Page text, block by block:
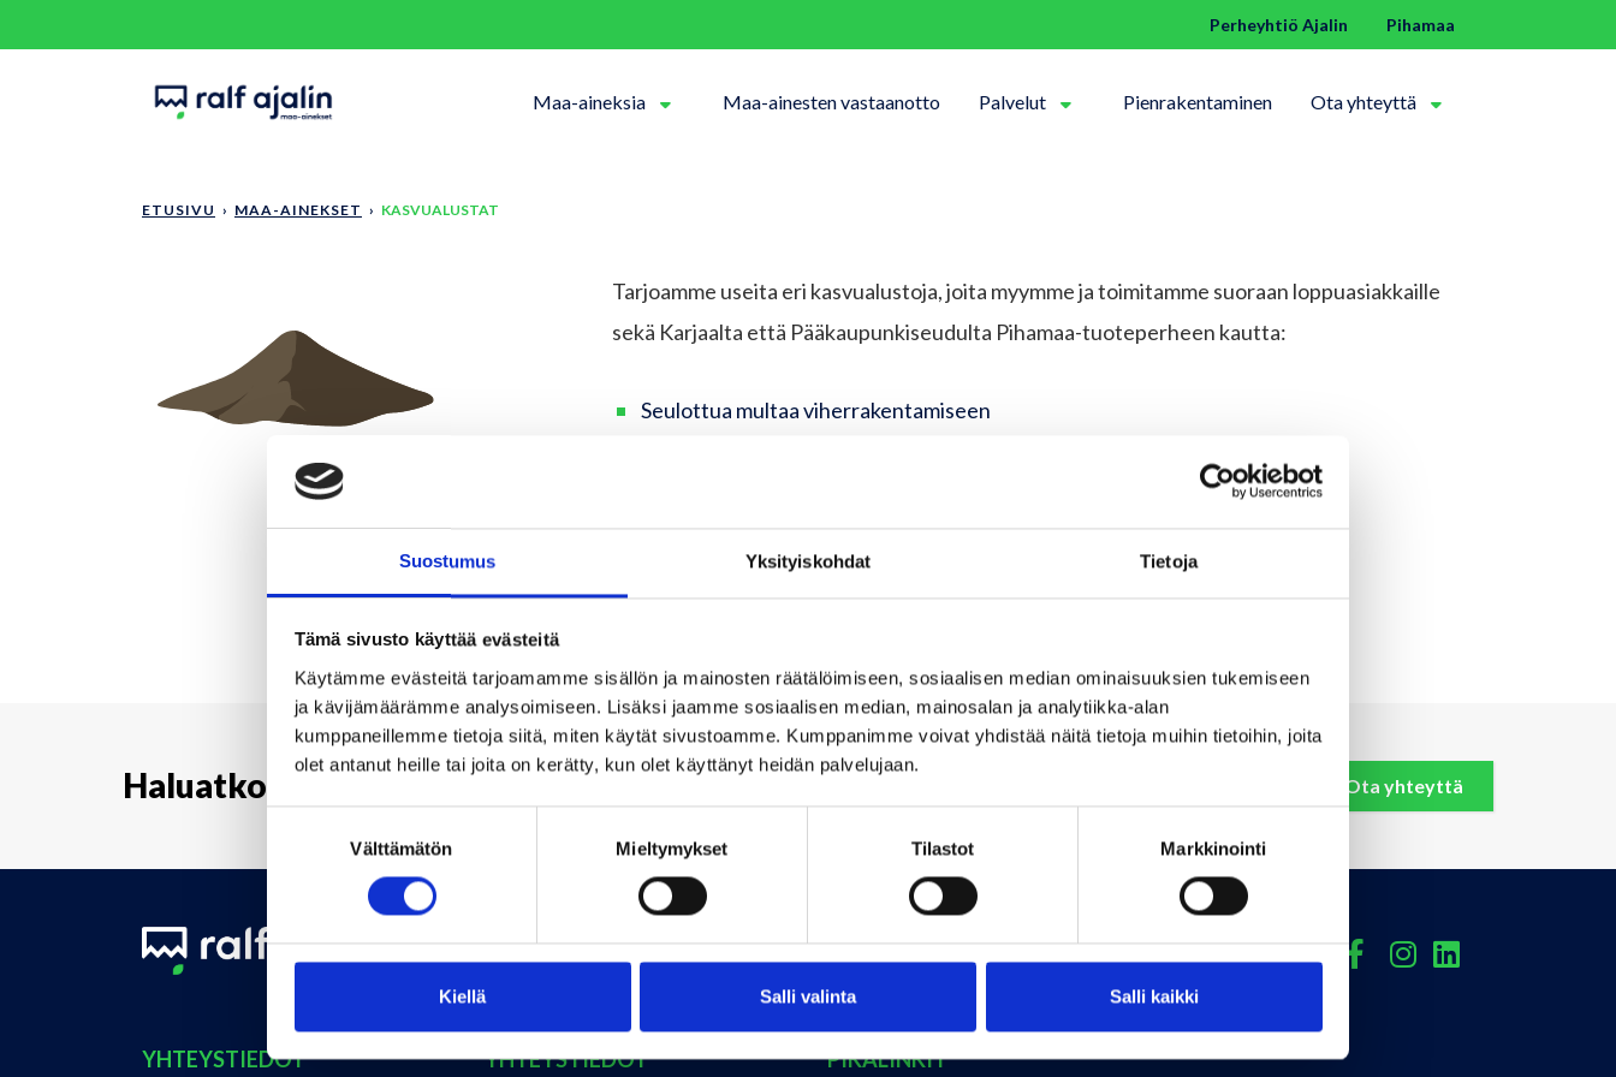
Suostumus Yksityiskohdat Tietoja
Tämä sivusto käyttää evästeitä
Käytämme evästeitä tarjoamamme sisällön ja mainosten räätälöimiseen, sosiaalisen median ominaisuuksien tukemiseen
ja kävijämäärämme analysoimiseen. Lisäksi jaamme sosiaalisen median, mainosalan ja analytiikka-alan
kumppaneillemme tietoja siitä, miten käytät sivustoamme. Kumppanimme voivat yhdistää näitä tietoja muihin tietoihin, joita
olet antanut heille tai joita on kerätty, kun olet käyttänyt heidän palvelujaan.
Välttämätön Mieltymykset Tilastot Markkinointi
Kiellä Salli valinta Salli kaikki
Perheyhtiö Ajalin Pihamaa
Maa-aineksia Maa-ainesten vastaanotto Palvelut Pienrakentaminen Ota yhteyttä
ETUSIVU › MAA-AINEKSET › KASVUALUSTAT
Tarjoamme useita eri kasvualustoja, joita myymme ja toimitamme suoraan loppuasiakkaille
sekä Karjaalta että Pääkaupunkiseudulta Pihamaa-tuoteperheen kautta:
Seulottua multaa viherrakentamiseen
Siemenpetiä
Multa on seulottua ja kalkittua multaa, joka sisältää turvetta ja osaksi
Haluatko lisätietoja palveluistamme? Ota yhteyttä
FacebookInstagram
YHTEYSTIEDOT YHTEYSTIEDOT PIKALINKIT